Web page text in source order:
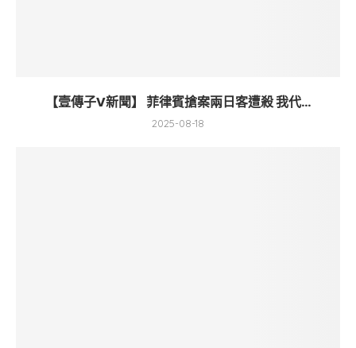
【壹傳子V新聞】 菲律賓搶案兩日客遭殺 我代...
2025-08-18